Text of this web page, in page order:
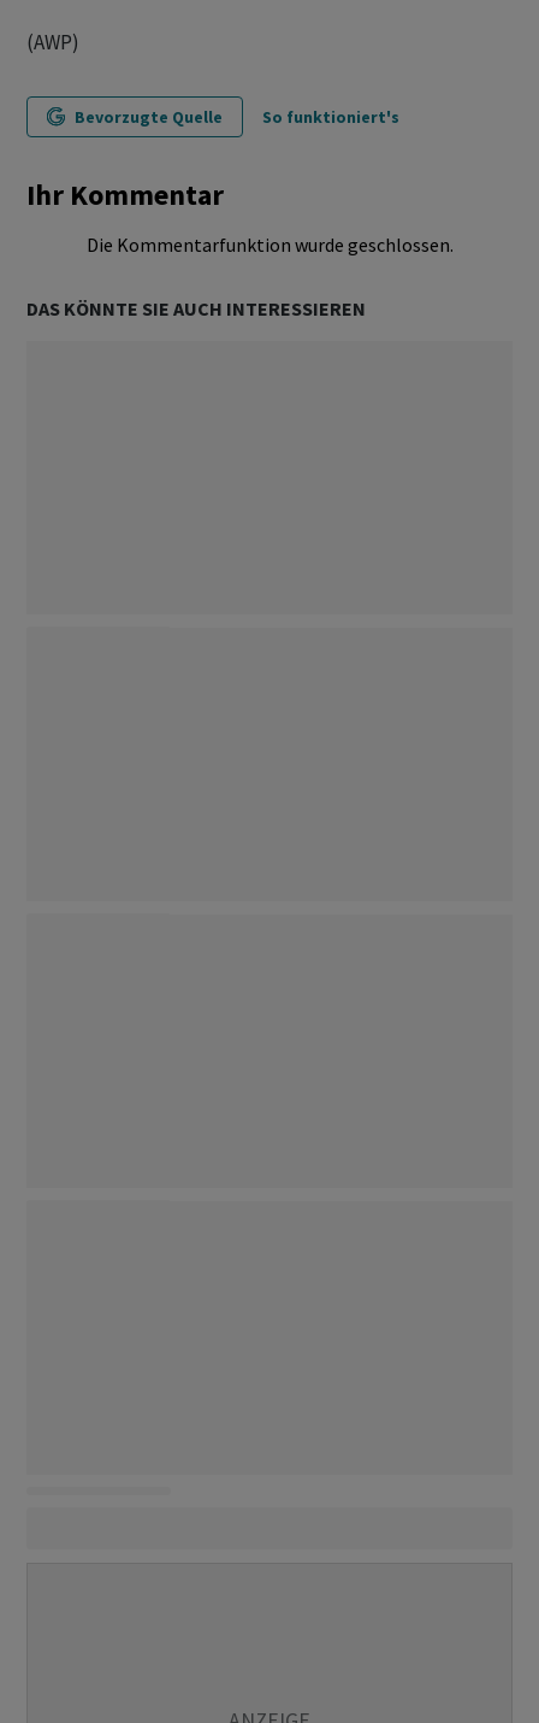
(AWP)
Bevorzugte Quelle So funktioniert's
Ihr Kommentar
Die Kommentarfunktion wurde geschlossen.
DAS KÖNNTE SIE AUCH INTERESSIEREN